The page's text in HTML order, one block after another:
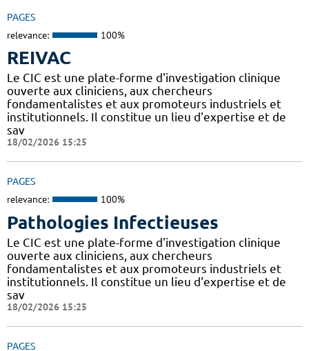
PAGES
relevance: 100%
REIVAC
Le CIC est une plate-forme d'investigation clinique
ouverte aux cliniciens, aux chercheurs
fondamentalistes et aux promoteurs industriels et
institutionnels. Il constitue un lieu d'expertise et de
sav
18/02/2026 15:25
PAGES
relevance: 100%
Pathologies Infectieuses
Le CIC est une plate-forme d'investigation clinique
ouverte aux cliniciens, aux chercheurs
fondamentalistes et aux promoteurs industriels et
institutionnels. Il constitue un lieu d'expertise et de
sav
18/02/2026 15:25
PAGES